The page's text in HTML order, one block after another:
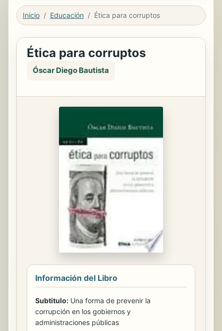
Inicio Educación Ética para corruptos
Ética para corruptos
Óscar Diego Bautista
Información del Libro
Subtitulo: Una forma de prevenir la
corrupción en los gobiernos y
administraciones públicas